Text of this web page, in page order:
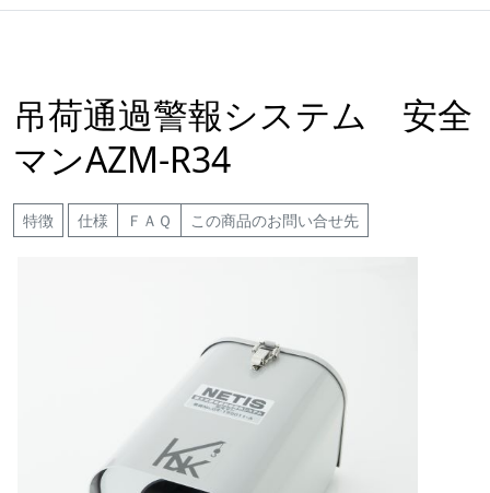
吊荷通過警報システム 安全
マンAZM-R34
特徴 仕様 ＦＡＱ この商品のお問い合せ先